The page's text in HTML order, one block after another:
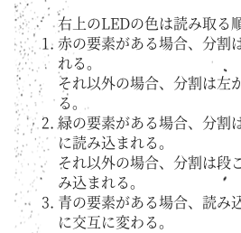
右上のLEDの色は読み取る
赤の要素がある場合、分割
れる。
それ以外の場合、分割は左
る。
緑の要素がある場合、分割
に読み込まれる。
それ以外の場合、分割は段
み込まれる。
青の要素がある場合、読み
に交互に変わる。